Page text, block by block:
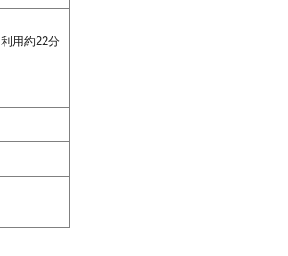
用約22分